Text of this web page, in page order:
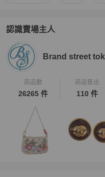
★ 中古品有正常使用痕跡，瑕
使用APP聊聊和客服聯繫。
★包袋尺寸由於測量手法不同
範圍內誤差不作為退換貨依據
【PopChill 台北 │ 香港 中英
★ 商品出售人授權 PopChill 台
Chill 會幫您代為詢問日本賣家。
★ App 版聊聊服務時間：週一
★ 二手商品只有一件，如商品
hill 會為您取消訂單，還請見諒
認識賣場主人
PopChill 拍拍圈嚴選賣家
商品數
26265 件
商品售出
110 件